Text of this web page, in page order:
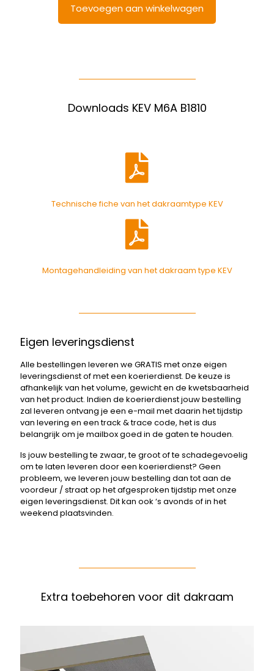
Toevoegen aan winkelwagen
Downloads KEV M6A B1810
Technische fiche van het dakraamtype KEV
Montagehandleiding van het dakraam type KEV
Eigen leveringsdienst
Alle bestellingen leveren we GRATIS met onze eigen
leveringsdienst of met een koerierdienst. De keuze is
afhankelijk van het volume, gewicht en de kwetsbaarheid
van het product. Indien de koerierdienst jouw bestelling
zal leveren ontvang je een e-mail met daarin het tijdstip
van levering en een track & trace code, het is dus
belangrijk om je mailbox goed in de gaten te houden.
Is jouw bestelling te zwaar, te groot of te schadegevoelig
om te laten leveren door een koerierdienst? Geen
probleem, we leveren jouw bestelling dan tot aan de
voordeur / straat op het afgesproken tijdstip met onze
eigen leveringsdienst. Dit kan ook ‘s avonds of in het
weekend plaatsvinden.
Extra toebehoren voor dit dakraam